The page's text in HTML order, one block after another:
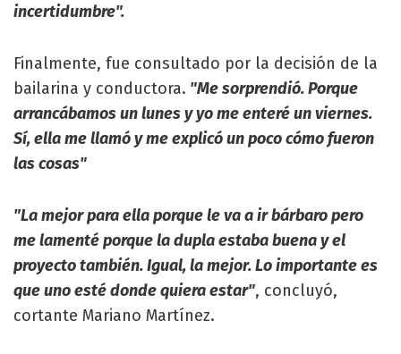
incertidumbre".
Finalmente, fue consultado por la decisión de la
bailarina y conductora. "Me sorprendió. Porque
arrancábamos un lunes y yo me enteré un viernes.
Sí, ella me llamó y me explicó un poco cómo fueron
las cosas"
"La mejor para ella porque le va a ir bárbaro pero
me lamenté porque la dupla estaba buena y el
proyecto también. Igual, la mejor. Lo importante es
que uno esté donde quiera estar", concluyó,
cortante Mariano Martínez.